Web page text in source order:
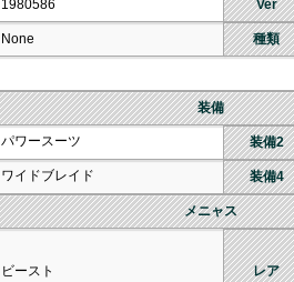
1980586 Ver
None 種類
装備
パワースーツ 装備2
ワイドブレイド 装備4
メニャス
ビースト レア